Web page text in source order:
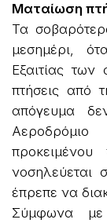
Ματαίωση
Τα
μεσημέρι,
Εξαιτίας
πτήσεις από
απόγευμα
νοσηλεύεται
έπρεπε να
Σύμφωνα με